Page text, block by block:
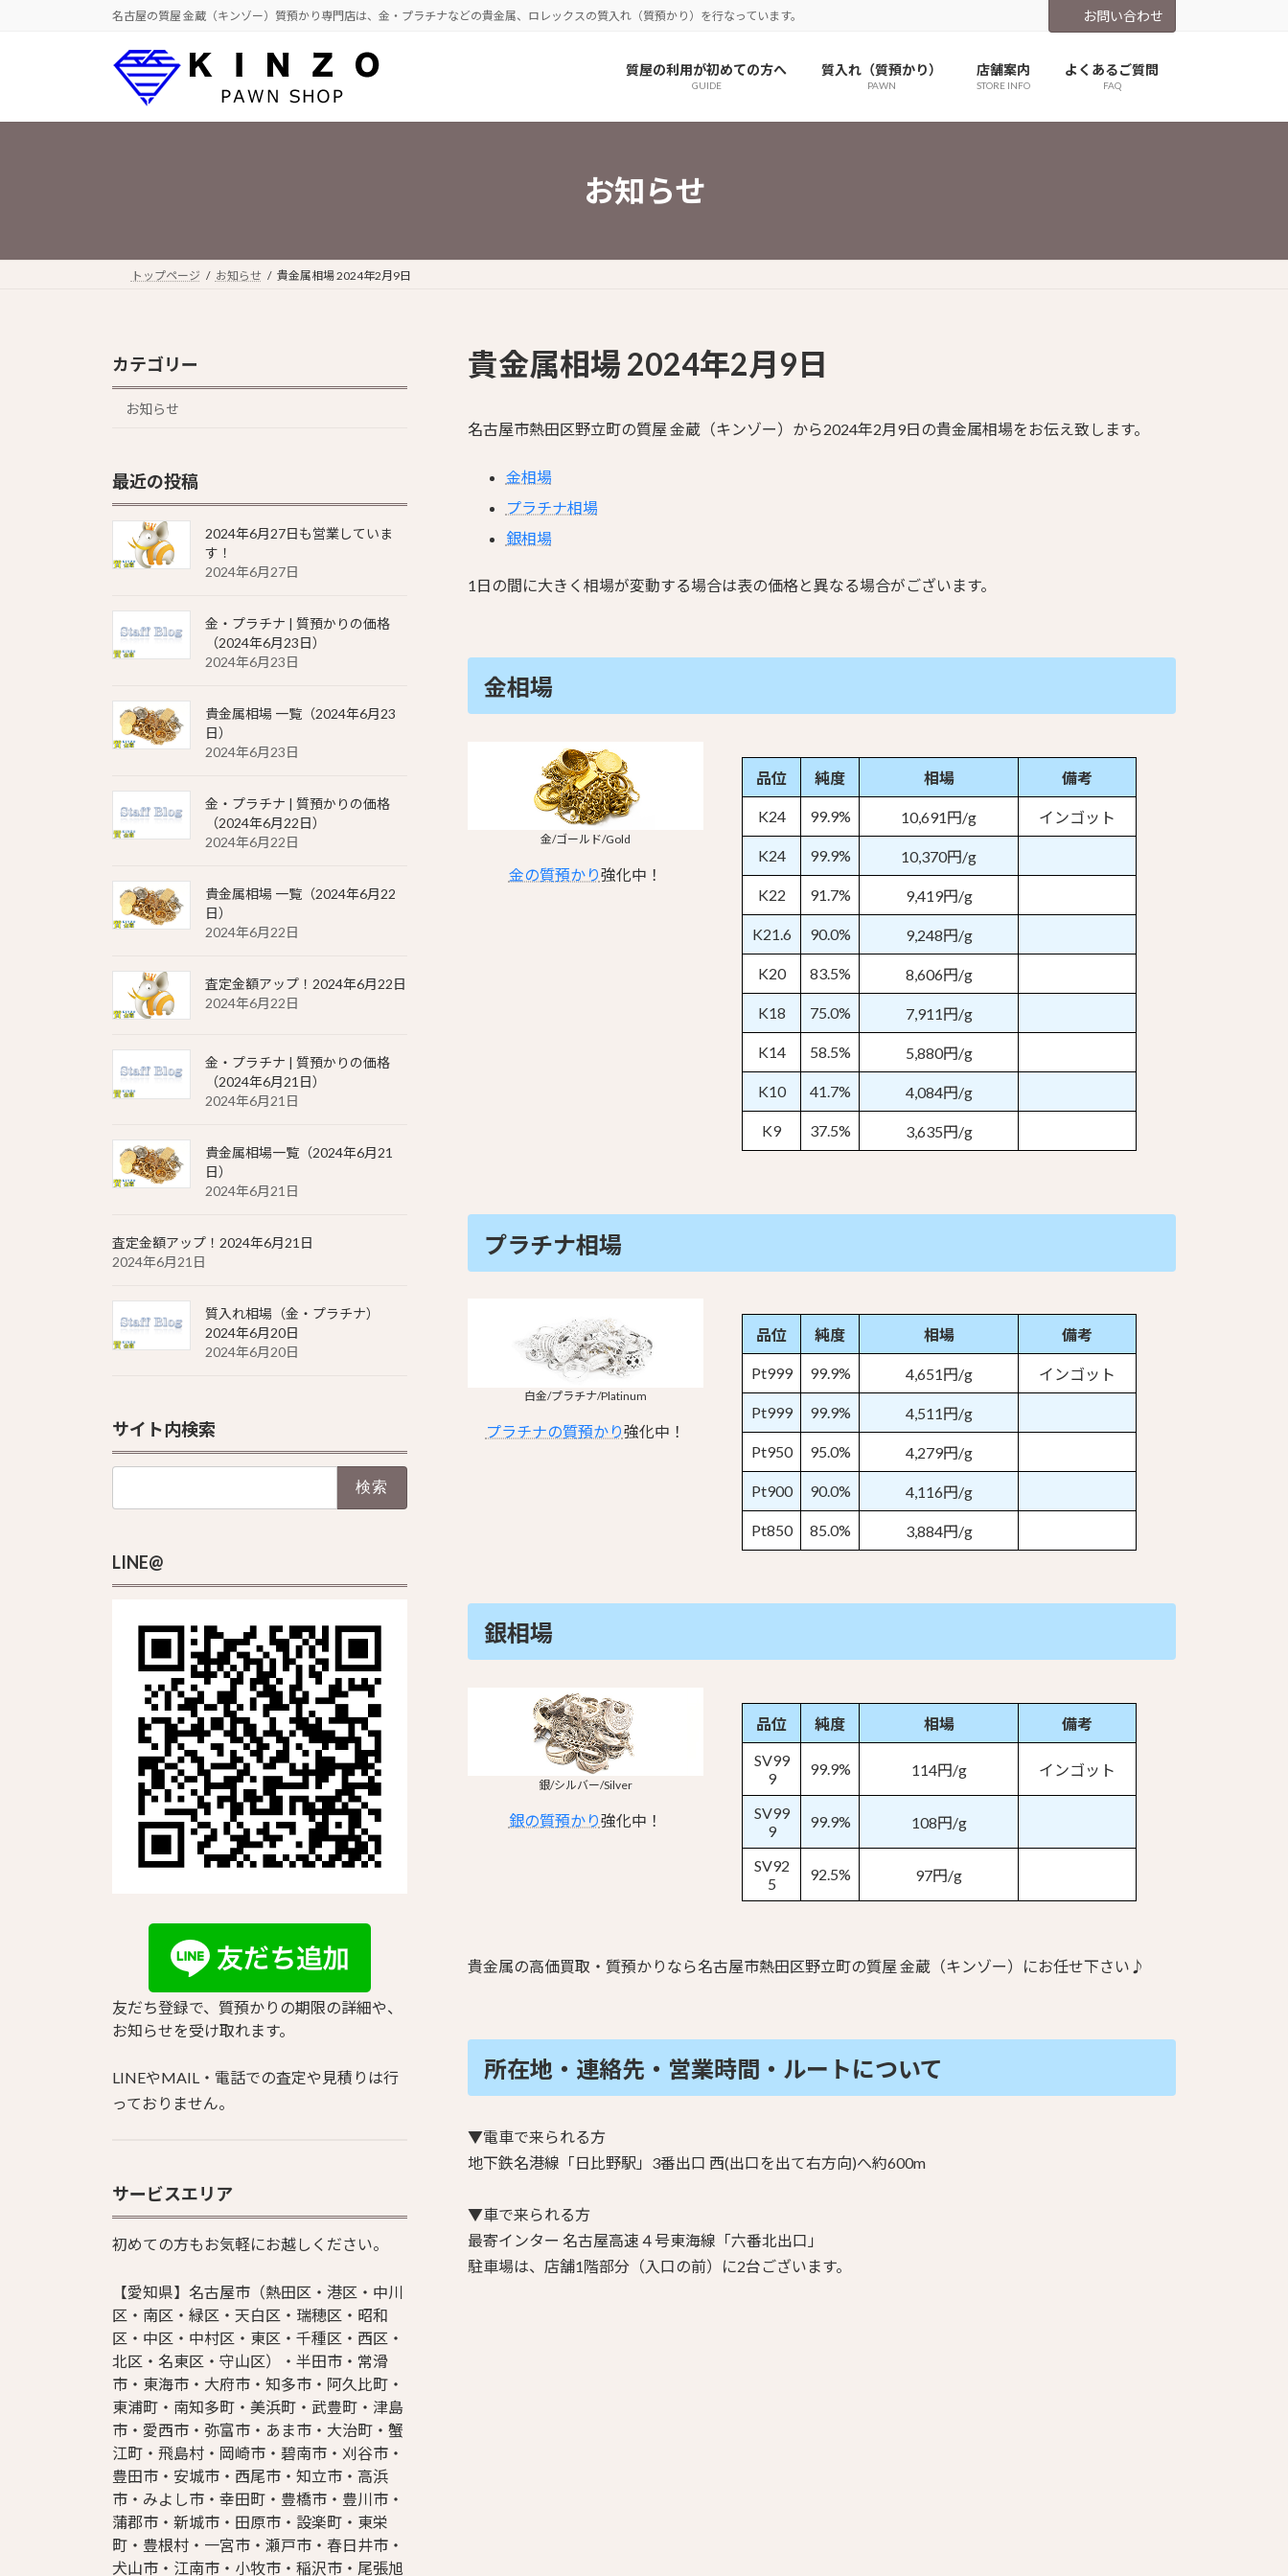
へ
ョ
名古屋の質屋 金蔵（キンゾー）質預かり専門店は、金・プラチナなどの貴金属、ロレックスの質入れ（質預かり）を行なっています。 お問い合わせ
質屋の利用が初めての方へ
GUIDE
質入れ（質預かり）
PAWN
店舗案内
STORE INFO
よくあるご質問
FAQ
お知らせ
トップページ お知らせ 貴金属相場 2024年2月9日
貴金属相場 2024年2月9日
名古屋市熱田区野立町の質屋 金蔵（キンゾー）から2024年2月9日の貴金属相場をお伝え致します。
金相場
プラチナ相場
銀相場
1日の間に大きく相場が変動する場合は表の価格と異なる場合がございます。
金相場
金/ゴールド/Gold
金の質預かり強化中！
品位 純度 相場 備考
K24 99.9% 10,691円/g インゴット
K24 99.9% 10,370円/g
K22 91.7% 9,419円/g
K21.6 90.0% 9,248円/g
K20 83.5% 8,606円/g
K18 75.0% 7,911円/g
K14 58.5% 5,880円/g
K10 41.7% 4,084円/g
K9 37.5% 3,635円/g
プラチナ相場
白金/プラチナ/Platinum
プラチナの質預かり強化中！
品位 純度 相場 備考
Pt999 99.9% 4,651円/g インゴット
Pt999 99.9% 4,511円/g
Pt950 95.0% 4,279円/g
Pt900 90.0% 4,116円/g
Pt850 85.0% 3,884円/g
銀相場
銀/シルバー/Silver
銀の質預かり強化中！
品位 純度 相場
備考
SV99
9
99.9% 114円/g インゴット
SV99
9
99.9% 108円/g
SV92
5
92.5% 97円/g
貴金属の高価買取・質預かりなら名古屋市熱田区野立町の質屋 金蔵（キンゾー）にお任せ下さい♪
所在地・連絡先・営業時間・ ルートについて
▼電車で来られる方
地下鉄名港線「日比野駅」3番出口 西(出口を出て右方向)へ約600m
▼車で来られる方
最寄インター 名古屋高速４号東海線「六番北出口」
駐車場は、店舗1階部分（入口の前）に2台ございます。
カテゴリー
お知らせ
最近の投稿
2024年6月27日も営業していま
す！
2024年6月27日
金・プラチナ | 質預かりの価格
（2024年6月23日）
2024年6月23日
貴金属相場 一覧（2024年6月23
日）
2024年6月23日
金・プラチナ | 質預かりの価格
（2024年6月22日）
2024年6月22日
貴金属相場 一覧（2024年6月22
日）
2024年6月22日
査定金額アップ！2024年6月22日
2024年6月22日
金・プラチナ | 質預かりの価格
（2024年6月21日）
2024年6月21日
貴金属相場一覧（2024年6月21
日）
2024年6月21日
査定金額アップ！2024年6月21日
2024年6月21日
質入れ相場（金・プラチナ）
2024年6月20日
2024年6月20日
サイト内検索
LINE@
友だち登録で、質預かりの期限の詳細や、
お知らせを受け取れます。
LINEやMAIL・電話での査定や見積りは行
っておりません。
サービスエリア
初めての方もお気軽にお越しください。
【愛知県】名古屋市（熱田区・港区・中川
区・南区・緑区・天白区・瑞穂区・昭和
区・中区・中村区・東区・千種区・西区・
北区・名東区・守山区）・半田市・常滑
市・東海市・大府市・知多市・阿久比町・
東浦町・南知多町・美浜町・武豊町・津島
市・愛西市・弥富市・あま市・大治町・蟹
江町・飛島村・岡崎市・碧南市・刈谷市・
豊田市・安城市・西尾市・知立市・高浜
市・みよし市・幸田町・豊橋市・豊川市・
蒲郡市・新城市・田原市・設楽町・東栄
町・豊根村・一宮市・瀬戸市・春日井市・
犬山市・江南市・小牧市・稲沢市・尾張旭